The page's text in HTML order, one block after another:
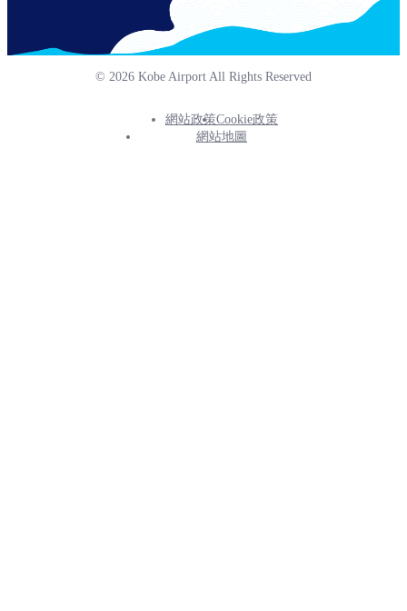
© 2026 Kobe Airport All Rights Reserved
Footer
網站政策Cookie政策
網站地圖